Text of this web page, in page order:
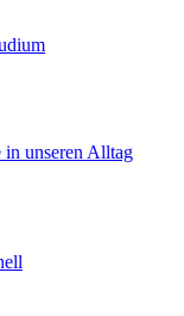
unseren Alltag